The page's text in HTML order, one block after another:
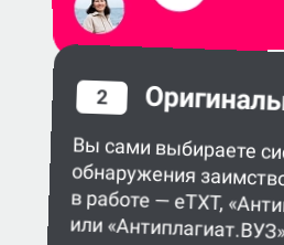
2
Вы сами выбираете
обнаружения
в работе — eTXT,
или